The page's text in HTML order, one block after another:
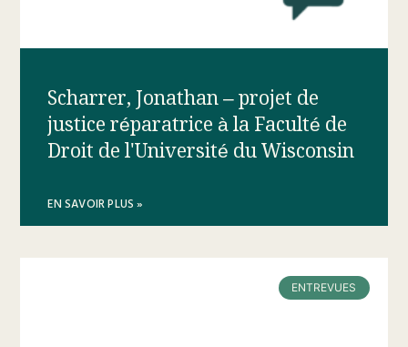
Scharrer, Jonathan – projet de
justice réparatrice à la Faculté de
Droit de l'Université du Wisconsin
EN SAVOIR PLUS »
ENTREVUES